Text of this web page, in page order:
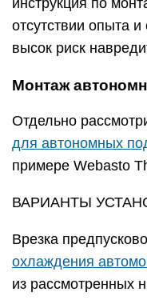
отсутствии опыта
высок риск
Монтаж
Отдельно
для автономных
примере Webasto
ВАРИАНТЫ
Врезка
охлаждения
из рассмотренных